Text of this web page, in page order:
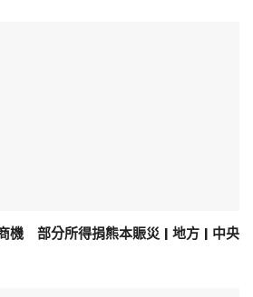
機 部分所得捐熊本賑災 | 地方 | 中央